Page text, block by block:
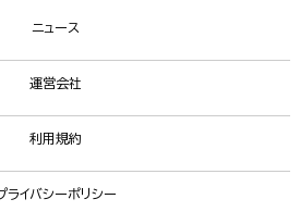
ニュース
運営会社
利用規約
ライバシーポリシー